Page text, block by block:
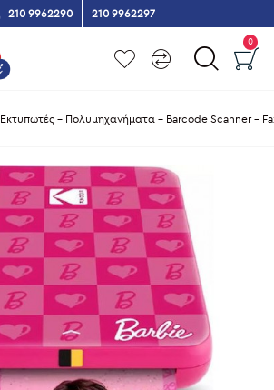
210 9962290 210 9962297
0
Εκτυπωτές - Πολυμηχανήματα - Barcode Scanner -